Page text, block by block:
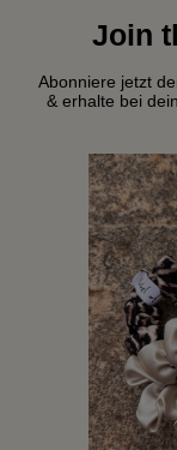
Join
Abonniere jetzt
& erhalte bei